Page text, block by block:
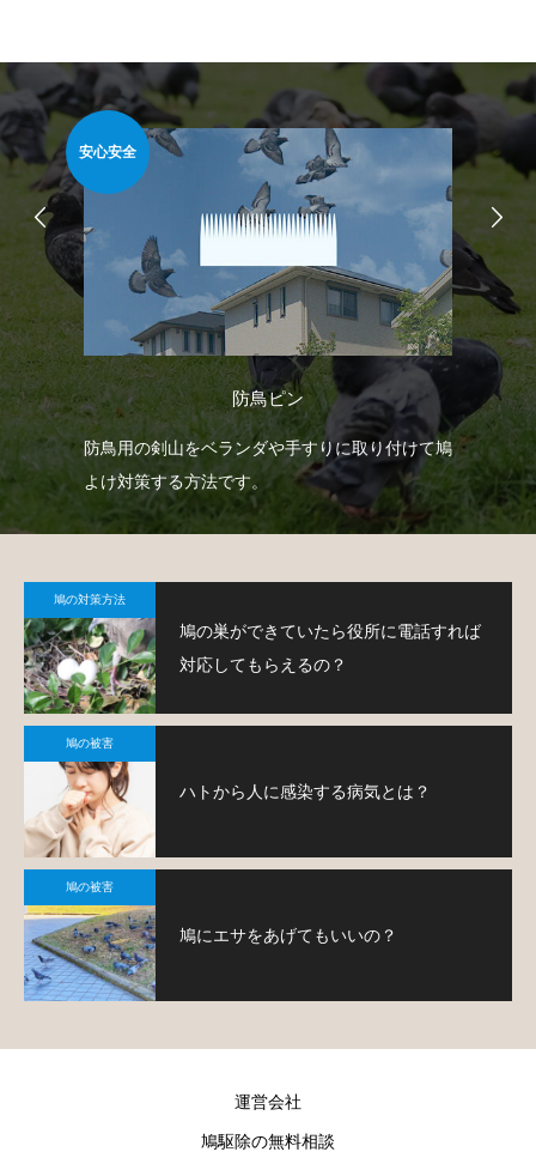
安心安全
防鳥ピン
防鳥用の剣山をベランダや手すりに取り付けて鳩
よけ対策する方法です。
鳩の対策方法
鳩の巣ができていたら役所に電話すれば
対応してもらえるの？
鳩の被害
ハトから人に感染する病気とは？
鳩の被害
鳩にエサをあげてもいいの？
運営会社
鳩駆除の無料相談